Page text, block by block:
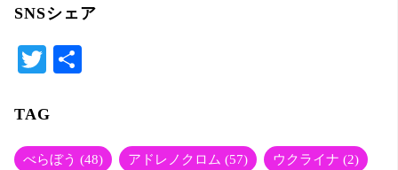
の
SNSシェア
T
tte
r
TAG
べらぼう (48) アドレノクロム (57) ウクライナ (2)